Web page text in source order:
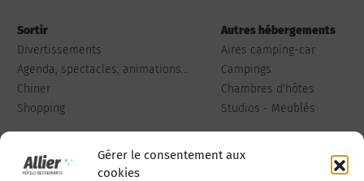
Gérer le consentement aux
cookies
Sortir
Divertissements
Agenda, spectacles, animations...
Chiner
Shopping
Autres hébergements
Aires camping-car
Campings
Chambres d'hôtes
Studios - Meublés